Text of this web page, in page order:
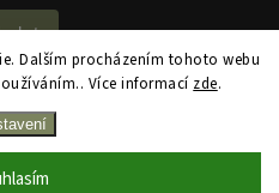
Dalším procházením tohoto webu
Více informací zde.
. Všechna práva vyhrazena.
cookies